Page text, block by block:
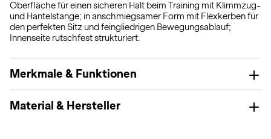
Oberfläche für einen sicheren Halt beim Training mit Klimmzug-
und Hantelstange; in anschmiegsamer Form mit Flexkerben für
den perfekten Sitz und feingliedrigen Bewegungsablauf;
Innenseite rutschfest strukturiert.
Merkmale & Funktionen
Material & Hersteller